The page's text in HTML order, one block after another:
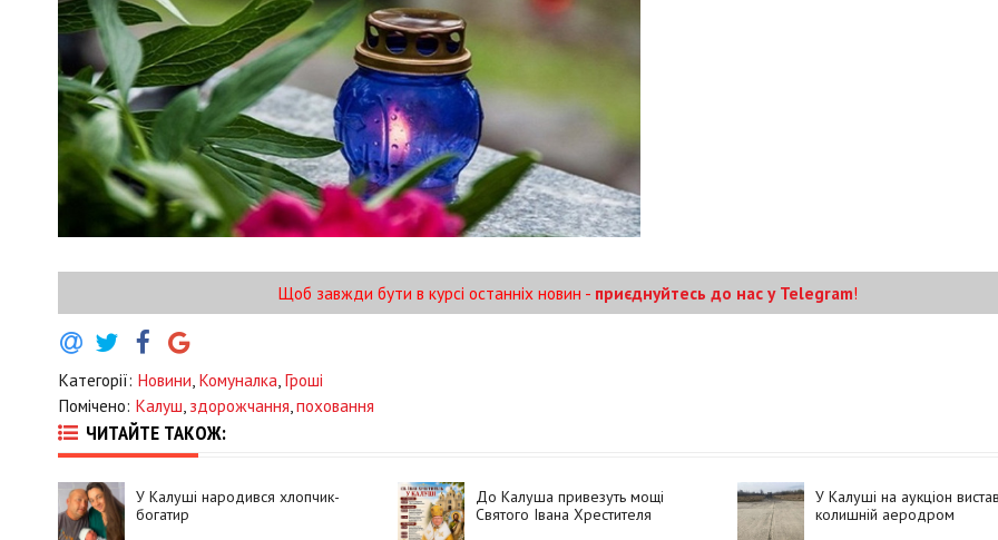
Щоб завжди бути в курсі останніх новин - приєднуйтесь до нас у Telegram!
Категорії: Новини, Комуналка, Гроші
Помічено: Калуш, здорожчання,поховання
ЧИТАЙТЕ ТАКОЖ:
У Калуші народився хлопчик-
богатир
До Калуша привезуть мощі
Святого Івана Хрестителя
У Калуші на аукціон
колишній аеродром